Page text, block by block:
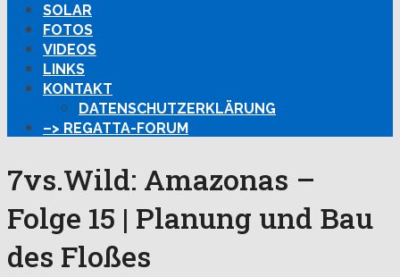
SOLAR
FOTOS
VIDEOS
LINKS
KONTAKT
DATENSCHUTZERKLÄRUNG
–> REGATTA-FORUM
7vs.Wild: Amazonas –
Folge 15 | Planung und Bau
des Floßes